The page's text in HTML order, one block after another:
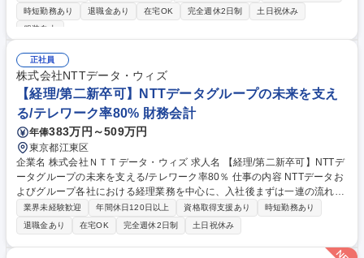
料の作成 ■決算業務プロセスの改善 ■営業部署等からの会計/税務相談対応
■監査法人対応 【プロジェクト例】■生産性向上への取り組み ■業務標準化
トワーク可能◎
時短勤務あり
退職金あり 在宅OK 完全週休2日制
土日祝休み
服装自由
正社員
株式会社NTTデータ・ウィズ
【経理/第二新卒可】NTTデータグループの未来を支え
る/テレワーク率80% 財務会計
年俸383万円～509万円
東京都江東区
企業名 株式会社ＮＴＴデータ・ウィズ 求人名 【経理/第二新卒可】NTTデ
ータグループの未来を支える/テレワーク率80％ 仕事の内容 NTTデータお
よびグループ各社における経理業務を中心に、入社後まずは一連の流れを
把握していただくため、配属担当先の業務を一通りご経験いただきます。
■各種審査(受注計上/請求/支払/振替等)及び関連業務 ■債権、固定資産等の
残高管理業務 ■月次/四半期/年次決算締め、決算報告関連業務 ■年度末計算
書類作成(国内グループ会社向け) ■事業部門等からの問い合わせ対応、助
業界未経験歓迎 年間休日120日以上 資格取得支援あり
時短勤務あり
退職金あり
在宅OK 完全週休2日制 土日祝休み